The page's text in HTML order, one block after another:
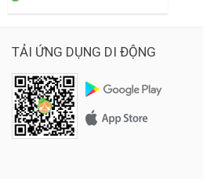
TẢI ỨNG DỤNG DI ĐỘNG